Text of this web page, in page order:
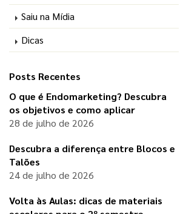
Saiu na Mídia
Dicas
Posts Recentes
O que é Endomarketing? Descubra
os objetivos e como aplicar
28 de julho de 2026
Descubra a diferença entre Blocos e
Talões
24 de julho de 2026
Volta às Aulas: dicas de materiais